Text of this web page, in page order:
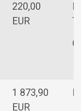
220,00
EUR
1 873,90
EUR